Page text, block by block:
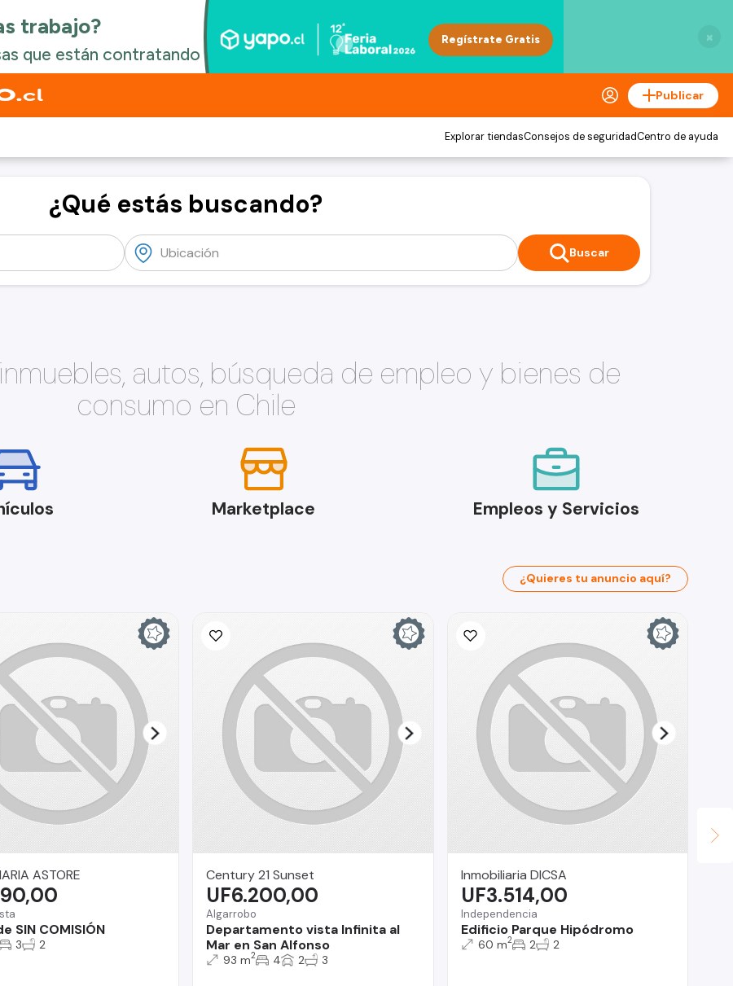
×
Publicar
Explorar tiendasConsejos de seguridadCentro de ayuda
¿Qué estás buscando?
Buscar
autos, búsqueda de empleo y bienes de
consumo en Chile
Marketplace Empleos y Servicios
¿Quieres tu anuncio aquí?
ASTORE
SIN COMISIÓN
3 2
Century 21 Sunset
Algarrobo
Departamento vista Infinita al
Mar en San Alfonso
UF6.200,00
93 m2 4 2 3
Inmobiliaria DICSA
Independencia
Edificio Parque Hipódromo
UF3.514,00
60 m2 2 2